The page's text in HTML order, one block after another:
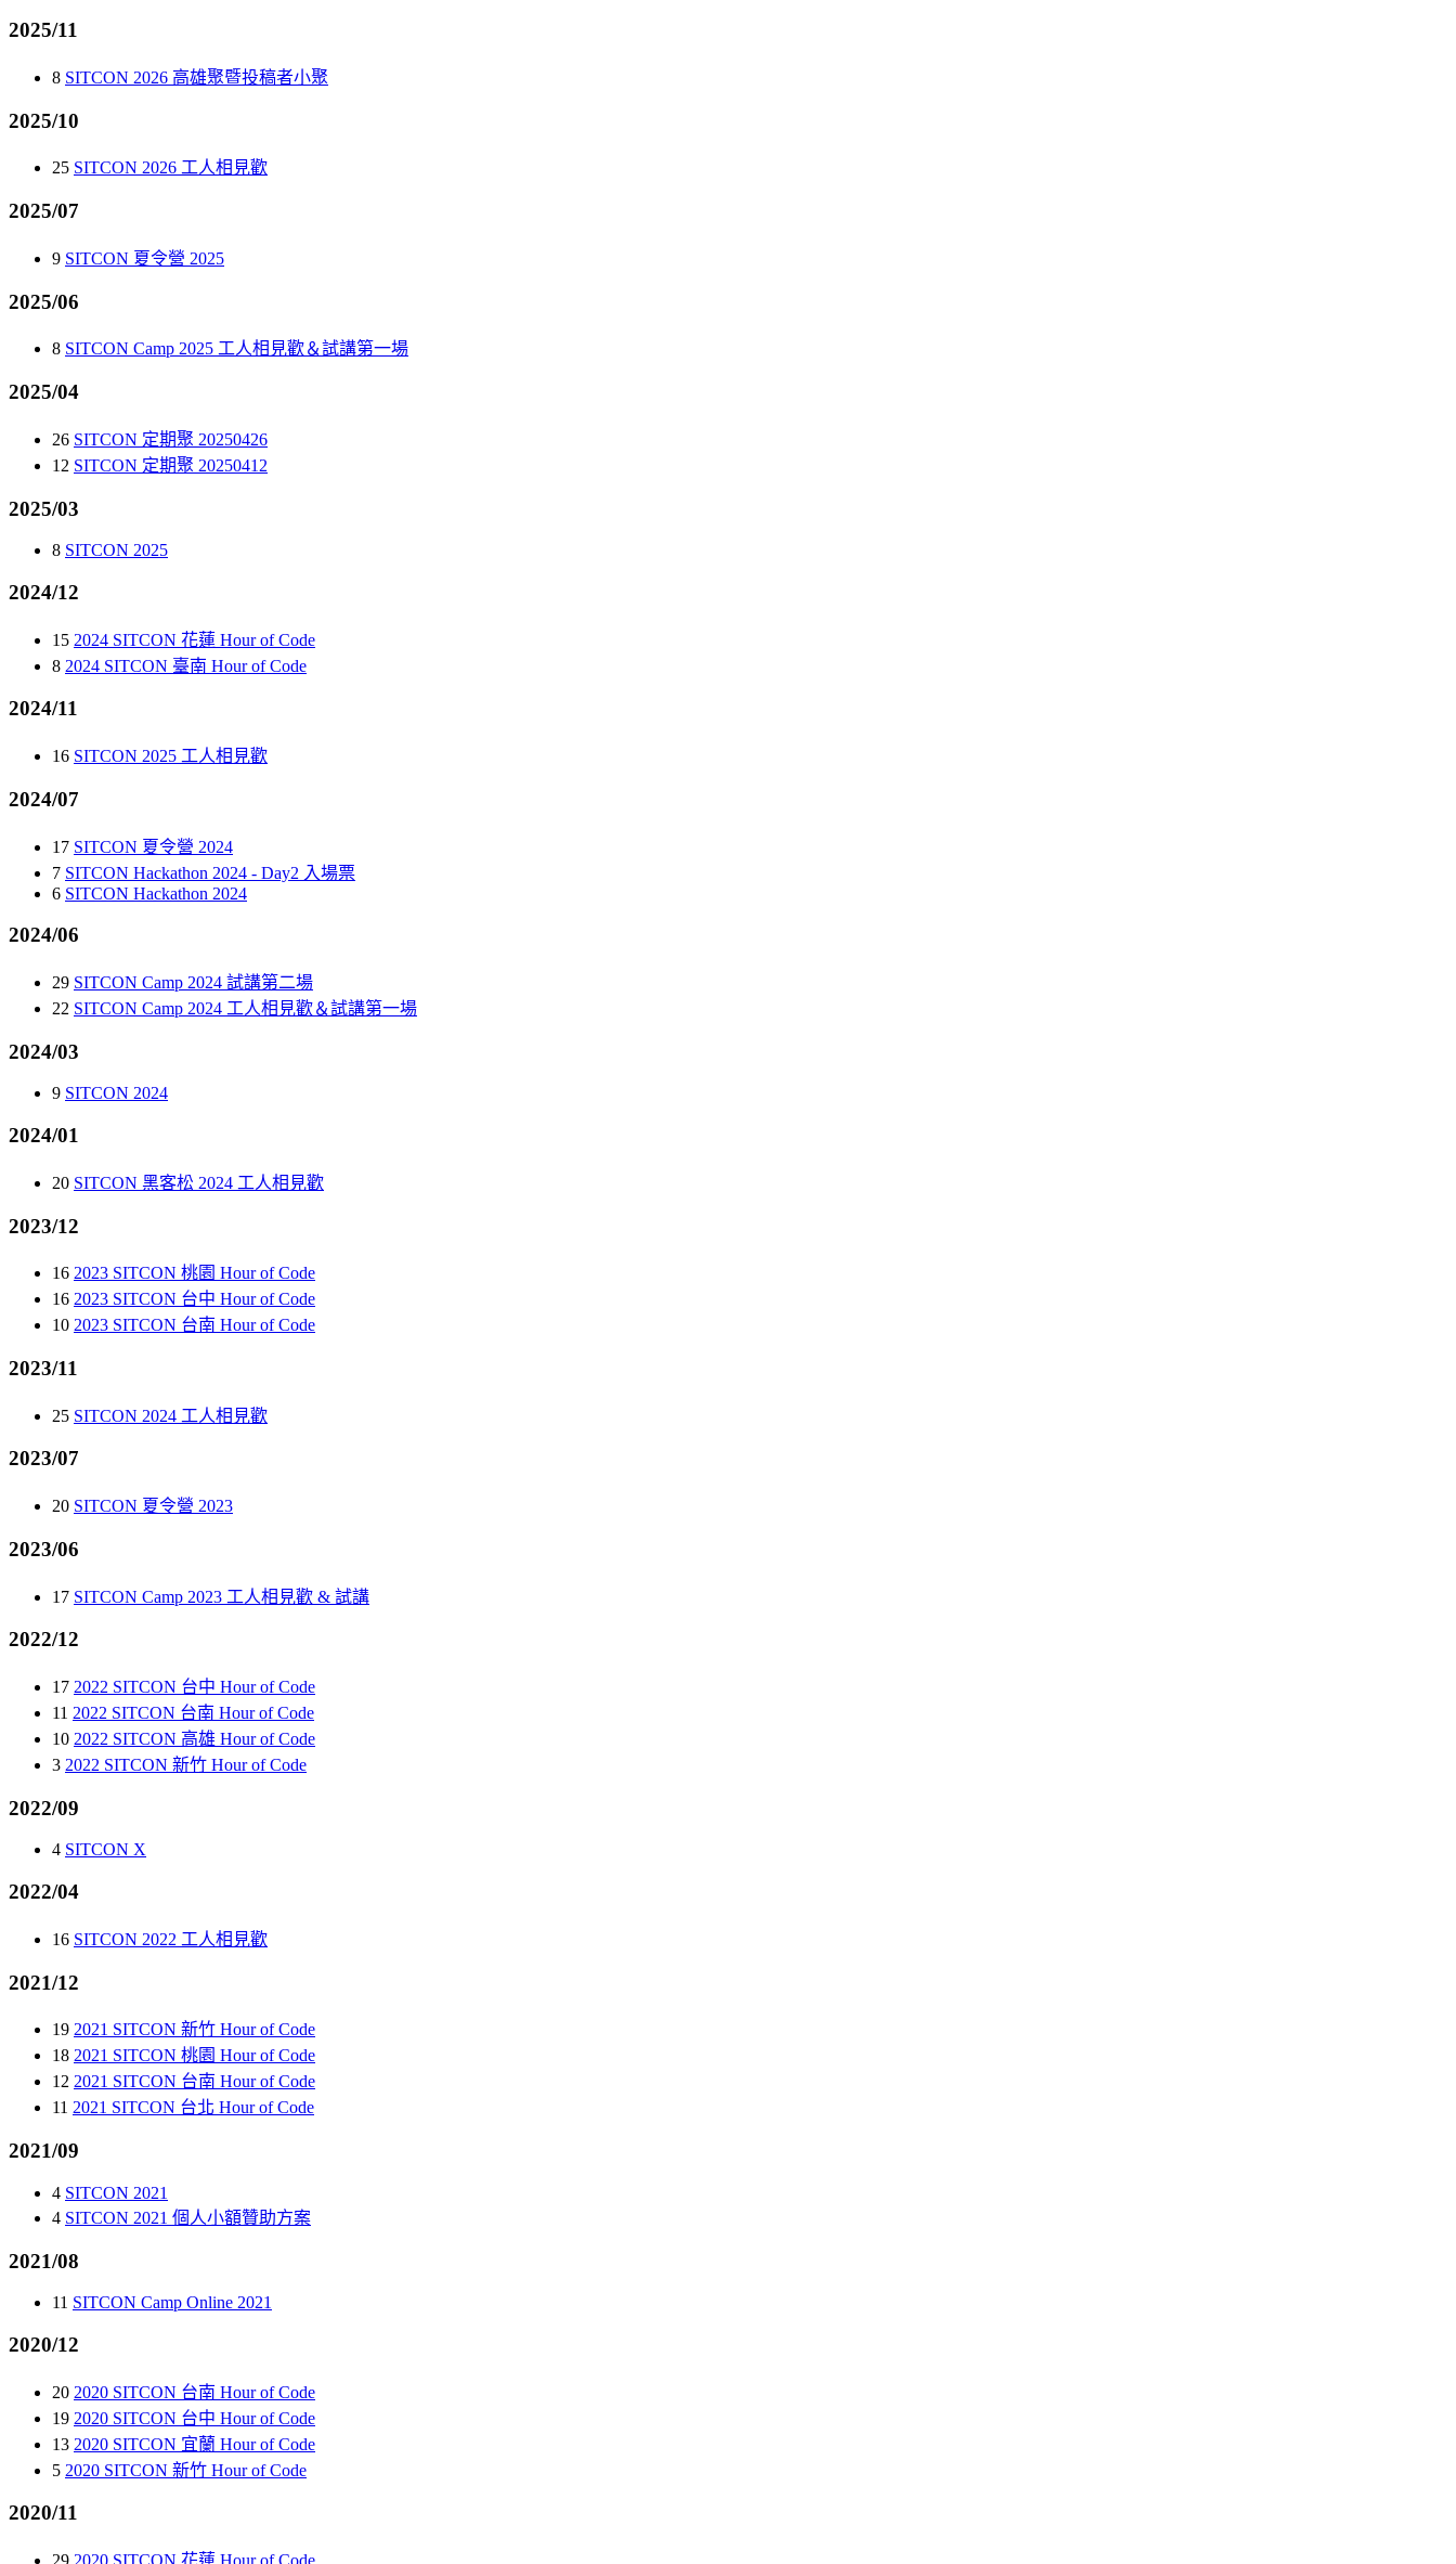
2025/11
8 SITCON 2026 高雄聚暨投稿者小聚
2025/10
25 SITCON 2026 工人相見歡
2025/07
9 SITCON 夏令營 2025
2025/06
8 SITCON Camp 2025 工人相見歡＆試講第一場
2025/04
26 SITCON 定期聚 20250426
12 SITCON 定期聚 20250412
2025/03
8 SITCON 2025
2024/12
15 2024 SITCON 花蓮 Hour of Code
8 2024 SITCON 臺南 Hour of Code
2024/11
16 SITCON 2025 工人相見歡
2024/07
17 SITCON 夏令營 2024
7 SITCON Hackathon 2024 - Day2 入場票
6 SITCON Hackathon 2024
2024/06
29 SITCON Camp 2024 試講第二場
22 SITCON Camp 2024 工人相見歡＆試講第一場
2024/03
9 SITCON 2024
2024/01
20 SITCON 黑客松 2024 工人相見歡
2023/12
16 2023 SITCON 桃園 Hour of Code
16 2023 SITCON 台中 Hour of Code
10 2023 SITCON 台南 Hour of Code
2023/11
25 SITCON 2024 工人相見歡
2023/07
20 SITCON 夏令營 2023
2023/06
17 SITCON Camp 2023 工人相見歡 & 試講
2022/12
17 2022 SITCON 台中 Hour of Code
11 2022 SITCON 台南 Hour of Code
10 2022 SITCON 高雄 Hour of Code
3 2022 SITCON 新竹 Hour of Code
2022/09
4 SITCON X
2022/04
16 SITCON 2022 工人相見歡
2021/12
19 2021 SITCON 新竹 Hour of Code
18 2021 SITCON 桃園 Hour of Code
12 2021 SITCON 台南 Hour of Code
11 2021 SITCON 台北 Hour of Code
2021/09
4 SITCON 2021
4 SITCON 2021 個人小額贊助方案
2021/08
11 SITCON Camp Online 2021
2020/12
20 2020 SITCON 台南 Hour of Code
19 2020 SITCON 台中 Hour of Code
13 2020 SITCON 宜蘭 Hour of Code
5 2020 SITCON 新竹 Hour of Code
2020/11
29 2020 SITCON 花蓮 Hour of Code